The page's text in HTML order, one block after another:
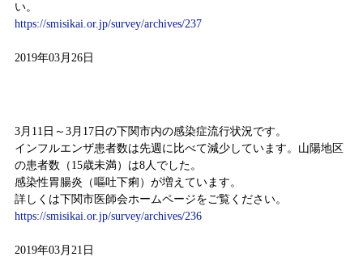
い。
https://smisikai.or.jp/survey/archives/237
2019年03月26日
3月11日～3月17日の下関市内の感染症流行状況です。
インフルエンザ患者数は先週に比べて減少しています。山陽地区
の患者数（15歳未満）は8人でした。
感染性胃腸炎（嘔吐下痢）が増えています。
詳しくは下関市医師会ホームページをご覧ください。
https://smisikai.or.jp/survey/archives/236
2019年03月21日